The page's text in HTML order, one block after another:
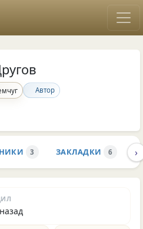
Автор
3 ЗАКЛАДКИ 6 ›